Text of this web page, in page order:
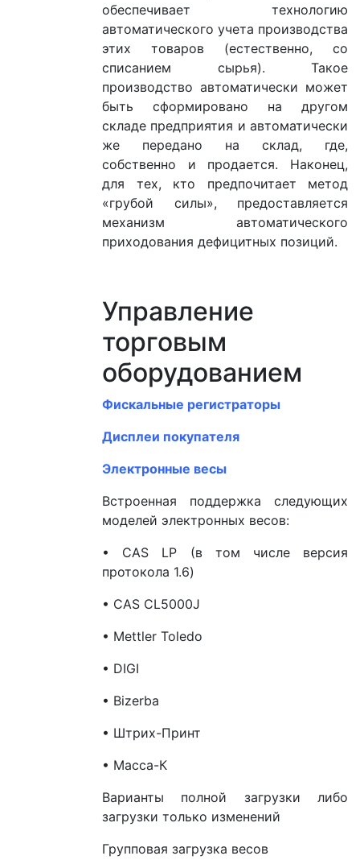
обеспечивает технологию
автоматического учета производства
этих товаров (естественно, со
списанием сырья). Такое
производство автоматически может
быть сформировано на другом
складе предприятия и автоматически
же передано на склад, где,
собственно и продается. Наконец,
для тех, кто предпочитает метод
«грубой силы», предоставляется
механизм автоматического
приходования дефицитных позиций.
Управление
торговым
оборудованием
Фискальные регистраторы
Дисплеи покупателя
Электронные весы
Встроенная поддержка следующих
моделей электронных весов:
• CAS LP (в том числе версия
протокола 1.6)
• CAS CL5000J
• Mettler Toledo
• DIGI
• Bizerba
• Штрих-Принт
• Масса-К
Варианты полной загрузки либо
загрузки только изменений
Групповая загрузка весов